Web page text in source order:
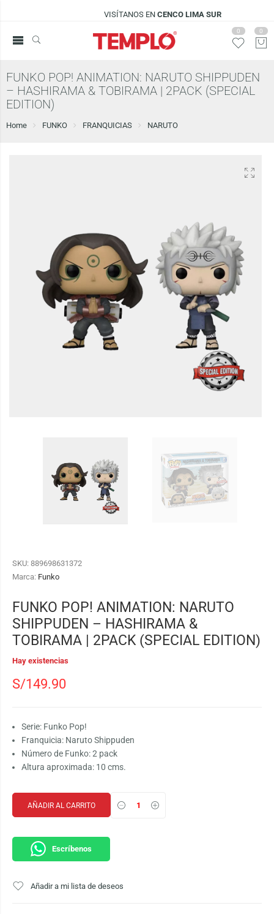
VISÍTANOS ENCENCO LIMA SUR
0 0
FUNKO POP! ANIMATION: NARUTO SHIPPUDEN
– HASHIRAMA & TOBIRAMA | 2PACK (SPECIAL
EDITION)
Home FUNKO FRANQUICIAS NARUTO
SKU: 889698631372
Marca: Funko
FUNKO POP! ANIMATION: NARUTO
SHIPPUDEN – HASHIRAMA &
TOBIRAMA | 2PACK (SPECIAL EDITION)
Hay existencias
S/149.90
Serie: Funko Pop!
Franquicia: Naruto Shippuden
Número de Funko: 2 pack
Altura aproximada: 10 cms.
AÑADIR AL CARRITO
Escríbenos
Añadir a mi lista de deseos